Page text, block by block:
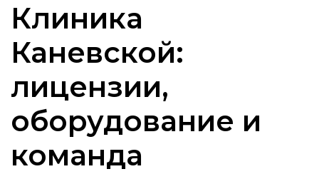
Клиника
Каневской:
лицензии,
оборудование и
команда